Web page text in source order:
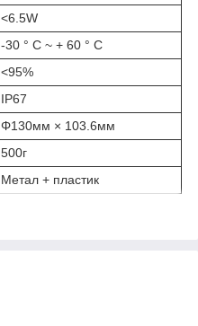
<6.5W
-30 ° C ~ + 60 ° C
<95%
IP67
Φ130мм × 103.6мм
500г
Метал + пластик